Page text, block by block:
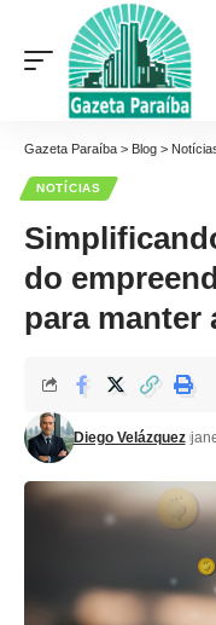
Gazeta Paraíba > Blog >
NOTÍCIAS
do
para manter
Diego Velázquez